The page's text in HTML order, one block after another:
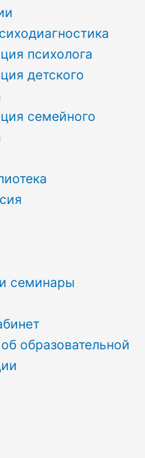
психолога
детского
семейного
семинары
образовательной